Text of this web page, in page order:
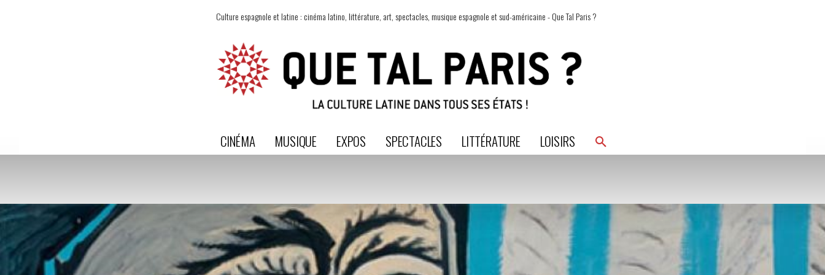
Culture espagnole et latine : cinéma latino, littérature, art, spectacles, musique espagnole et sud-américaine - Que Tal Paris ?
CINÉMA MUSIQUE EXPOS SPECTACLES LITTÉRATURE LOISIRS